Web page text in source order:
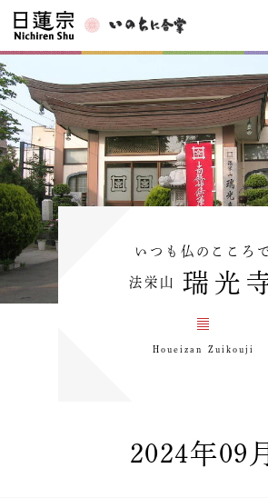
いつも仏のこころ
法栄山 瑞光
Houeizan Zuikouji
2024年09